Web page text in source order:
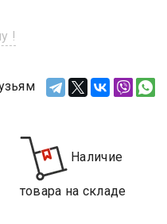
!
Наличие
товара на складе